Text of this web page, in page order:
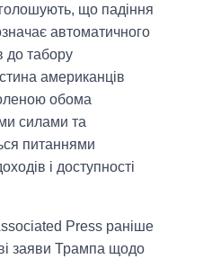
що падіння
автоматичного
до табору
американців
обома
силами та
питаннями
і доступності
Press раніше
заяви Трампа щодо